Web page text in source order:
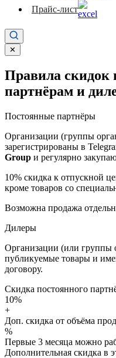
Прайс-лист
✕
Правила скидок
партнёрам и
Постоянные партнёры
Организации (группы
зарегистрированы в
Group и регулярно
10% скидка к отпускной
кроме товаров со
Возможна продажа
Дилеры
Организации (или группы
публикуемые товары и
договору.
Скидка постоянного
10%
+
Доп. скидка от объёма
%
Первые 3 месяца можно
Дополнительная скидка в